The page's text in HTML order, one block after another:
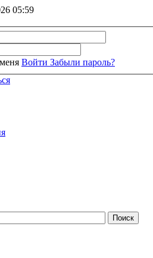
05:59
Войти Забыли пароль?